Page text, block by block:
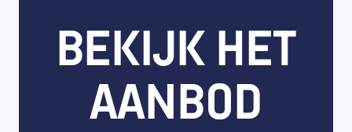
BEKIJK HET
AANBOD